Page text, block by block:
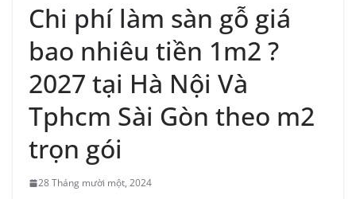
Chi phí làm sàn gỗ giá
bao nhiêu tiền 1m2 ?
2027 tại Hà Nội Và
Tphcm Sài Gòn theo m2
trọn gói
28 Tháng mười một, 2024